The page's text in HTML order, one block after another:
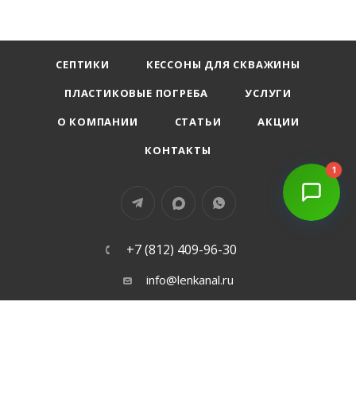
СЕПТИКИ
КЕССОНЫ ДЛЯ СКВАЖИНЫ
ПЛАСТИКОВЫЕ ПОГРЕБА
УСЛУГИ
О КОМПАНИИ
СТАТЬИ
АКЦИИ
КОНТАКТЫ
+7 (812) 409-96-30
info@lenkanal.ru
1